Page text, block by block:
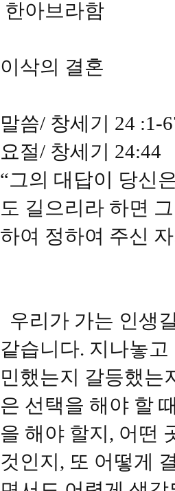
한아브라함
이삭의 결혼
말씀/ 창세기 24 :1-
요절/ 창세기 24:44
“그의 대답이 당신
도 길으리라 하면
하여 정하여 주신
우리가 가는 인생
같습니다. 지나놓
민했는지 갈등했는
은 선택을 해야 할
을 해야 할지, 어떤
것인지, 또 어떻게